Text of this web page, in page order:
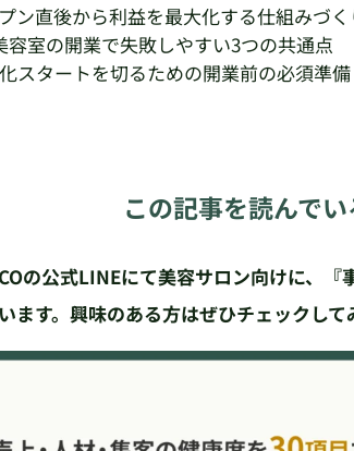
ン直後から利益を最大化する仕組みづく
容室の開業で失敗しやすい3つの共通点
スタートを切るための開業前の必須準備
この記事を読んで
の公式LINEにて美容サロン向けに、
ます。興味のある方はぜひチェックして